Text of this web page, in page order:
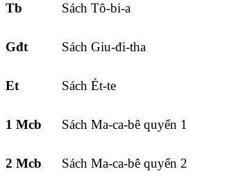
Tb Sách Tô-bi-a
Gđt Sách Giu-đi-tha
Et Sách Ét-te
1 Mcb Sách Ma-ca-bê quyển 1
2 Mcb Sách Ma-ca-bê quyển 2